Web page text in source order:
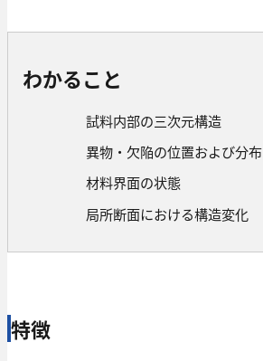
わかること
試料内部の三次元構造
異物・欠陥の位置および分布
材料界面の状態
局所断面における構造変化
特徴